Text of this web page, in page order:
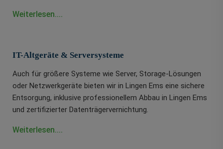
Weiterlesen....
IT-Altgeräte & Serversysteme
Auch für größere Systeme wie Server, Storage-Lösungen
oder Netzwerkgeräte bieten wir in Lingen Ems eine sichere
Entsorgung, inklusive professionellem Abbau in Lingen Ems
und zertifizierter Datenträgervernichtung.
Weiterlesen....